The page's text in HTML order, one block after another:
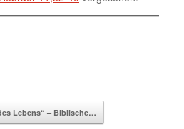
Lebens“ – Biblische…